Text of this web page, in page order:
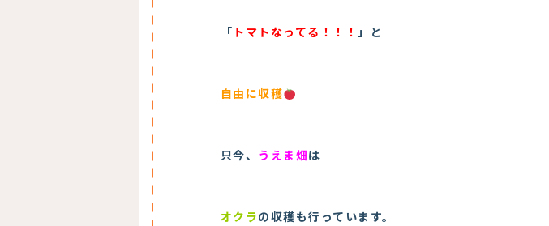
「 トマトなってる！！！」と
自由に収穫
只今、 うえま畑は
オクラの収穫も行っています。